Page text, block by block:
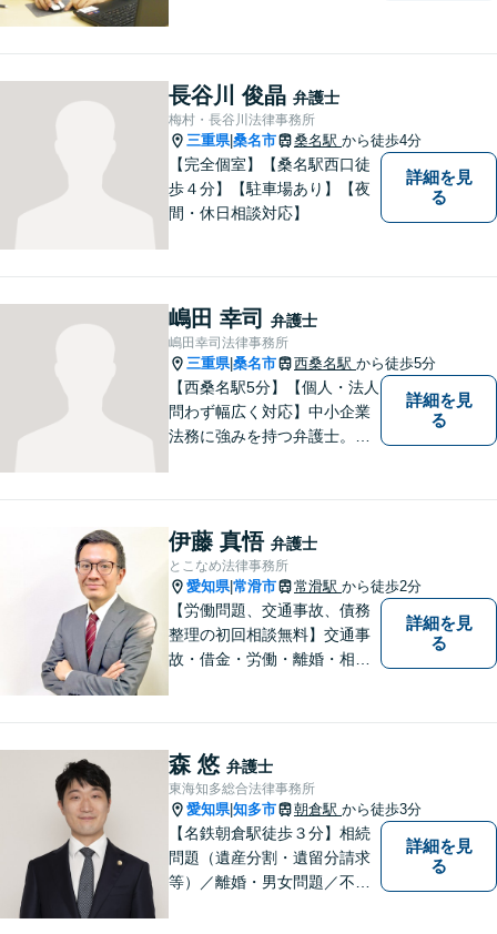
ます。地域密着型の法律事務
所です。お気軽にどうぞ【弁
護士費用特約保険・法テラス
利用可】
長谷川 俊晶 弁護士
梅村・長谷川法律事務所
三重県|桑名市 桑名駅 から徒歩4分
【完全個室】【桑名駅西口徒
歩４分】【駐車場あり】【夜
間・休日相談対応】
詳細を見
る
嶋田 幸司 弁護士
嶋田幸司法律事務所
三重県|桑名市 西桑名駅 から徒歩5分
【西桑名駅5分】【個人・法人
問わず幅広く対応】中小企業
法務に強みを持つ弁護士。個
します。お困りごとは、お気
軽にご相談ください。
詳細を見
る
伊藤 真悟 弁護士
とこなめ法律事務所
愛知県|常滑市 常滑駅 から徒歩2分
【労働問題、交通事故、債務
整理の初回相談無料】交通事
故・借金・労働・離婚・相続
町、東浦町、美浜町、南知多
町などでお困りの方がいまし
たらすぐにご相談ください。
詳細を見
る
森 悠 弁護士
東海知多総合法律事務所
愛知県|知多市 朝倉駅 から徒歩3分
【名鉄朝倉駅徒歩３分】相続
問題（遺産分割・遺留分請求
等）／離婚・男女問題／不動
詳細を見
る